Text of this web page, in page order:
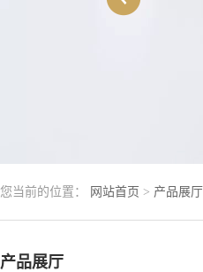
您当前的位置： 网站首页 > 产品展厅
产品展厅